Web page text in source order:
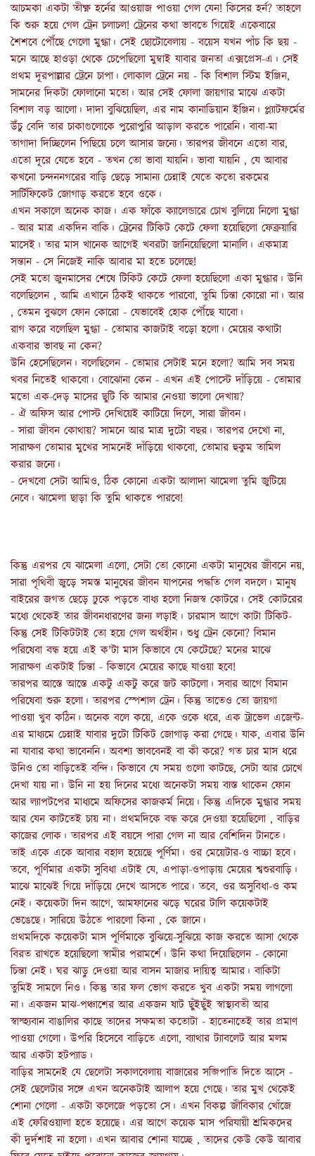
আচমকা একটা তীক্ষ্ণ হর্নের আওয়াজ পাওয়া গেল যেন! কিসের হর্ন? তাহলে
কি শুরু হয়ে গেল ট্রেন চলাচল! ট্রেনের কথা ভাবতে গিয়েই একেবারে
শৈশবে পৌঁছে গেলো মুগ্ধা। সেই ছোটোবেলায় - বয়েস যখন পাঁচ কি ছয় -
মনে আছে হাওড়া থেকে চেপেছিলো মুম্বাই যাবার জনতা এক্সপ্রেস-এ। সেই
প্রথম দূরপাল্লার ট্রেনে চাপা। লোকাল ট্রেনে নয় - কি বিশাল স্টিম ইঞ্জিন,
সামনের দিকটা ফোলানো মতো। আর সেই ফোলা জায়গার মাঝে একটা
বিশাল বড় আলো। দাদা বুঝিয়েছিল, এর নাম কানাডিয়ান ইঞ্জিন। প্ল্যাটফর্মের
উঁচু বেদি তার চাকাগুলোকে পুরোপুরি আড়াল করতে পারেনি। বাবা-মা
তাগাদা দিচ্ছিলেন পিছিয়ে চলে আসার জন্যে। তারপর জীবনে এতো বার,
এতো দূরে যেতে হবে - তখন তো ভাবা যায়নি। ভাবা যায়নি , যে আবার
কখনো চন্দননগরের বাড়ি ছেড়ে সামান্য চেন্নাই যেতে কতো রকমের
সার্টিফিকেট জোগাড় করতে হবে ওকে।
এখন সকালে অনেক কাজ। এক ফাঁকে ক্যালেন্ডারে চোখ বুলিয়ে নিলো মুগ্ধা
- আর মাত্র একদিন বাকি। ট্রেনের টিকিট কেটে ফেলা হয়েছিলো ফেব্রুয়ারি
মাসেই। তার মাস খানেক আগেই খবরটা জানিয়েছিলো মানালি। একমাত্র
সন্তান - সে নিজেই নাকি আবার মা হতে চলেছে!
সেই মতো জুনমাসের শেষে টিকিট কেটে ফেলা হয়েছিলো একা মুগ্ধার। উনি
বলেছিলেন , আমি এখানে ঠিকই থাকতে পারবো, তুমি চিন্তা কোরো না। আর
, তেমন বুঝলে ফোন কোরো - যেভাবেই হোক পৌঁছে যাবো।
রাগ করে বলেছিল মুগ্ধা - তোমার কাজটাই বড়ো হলো। মেয়ের কথাটা
একবার ভাবছ না কেন?
উনি হেসেছিলেন। বলেছিলেন - তোমার সেটাই মনে হলো? আমি সব সময়
খবর নিতেই থাকবো। বোঝোনা কেন - এখন এই পোস্টে দাঁড়িয়ে - তোমার
মতো এক-দেড় মাসের ছুটি কি আমার নেওয়া ভালো দেখায়?
- ঐ অফিস আর পোস্ট দেখিয়েই কাটিয়ে দিলে, সারা জীবন।
- সারা জীবন কোথায়? সামনে আর মাত্র দুটো বছর। তারপর দেখো না,
সারাক্ষণ তোমার মুখের সামনেই দাঁড়িয়ে থাকবো, তোমার হুকুম তামিল
করার জন্যে।
- দেখবো সেটা আমিও, ঠিক কোনো একটা আলাদা ঝামেলা তুমি জুটিয়ে
নেবে। ঝামেলা ছাড়া কি তুমি থাকতে পারবে!
কিন্তু এরপর যে ঝামেলা এলো, সেটা তো কোনো একটা মানুষের জীবনে নয়,
সারা পৃথিবী জুড়ে সমস্ত মানুষের জীবন যাপনের পদ্ধতি গেল বদলে। মানুষ
বাইরের জগত ছেড়ে ঢুকে পড়তে বাধ্য হলো নিজস্ব কোটরে। সেই কোটরের
মধ্যে থেকেই তার জীবনধারণের জন্য লড়াই। চারমাস আগে কাটা টিকিট-
কিন্তু সেই টিকিটটাই তো হয়ে গেল অর্থহীন। শুধু ট্রেন কেনো? বিমান
পরিষেবা বন্ধ হয়ে এই ক'টা মাস কিভাবে যে কেটেছে? মনের মাঝে
সারাক্ষণ একটাই চিন্তা - কিভাবে মেয়ের কাছে যাওয়া হবে!
তারপর আস্তে আস্তে একটু একটু করে জট কাটলো। সবার আগে বিমান
পরিষেবা শুরু হলো। তারপর স্পেশাল ট্রেন। কিন্তু তাতেও তো জায়গা
পাওয়া খুব কঠিন। অনেক বলে কয়ে, একে ওকে ধরে, এক ট্রাভেল এজেন্ট-
এর মাধ্যমে চেন্নাই যাবার দুটো টিকিট জোগাড় করা গেছে। যাক, এবার উনি
না যাবার কথা ভাবেননি। অবশ্য ভাববেনই বা কী করে? গত চার মাস ধরে
উনিও তো বাড়িতেই বন্দি। কিভাবে যে সময় গুলো কাটছে, সেটা আর চোখে
দেখা যায় না। উনি না হয় দিনের মধ্যে অনেকটা সময় ব্যস্ত থাকেন ফোন
আর ল্যাপটপের মাধ্যমে অফিসের কাজকর্ম নিয়ে। কিন্তু এদিকে মুগ্ধার সময়
আর যেন কাটতেই চায় না। প্রথমদিকে বন্ধ করে দেওয়া হয়েছিলো , বাড়ির
কাজের লোক। তারপর এই বয়সে পারা গেল না আর বেশিদিন টানতে।
তাই একে একে আবার বহাল হয়েছে পূর্ণিমা। ওর মেয়েটার-ও বাচ্চা হবে।
তবে, পূর্ণিমার একটা সুবিধা এটাই যে, এপাড়া-ওপাড়ায় মেয়ের শ্বশুরবাড়ি।
মাঝে মাঝেই গিয়ে দাঁড়িয়ে দেখে আসতে পারে। তবে, ওর অসুবিধা-ও কম
নেই। কয়েকটা দিন আগে, আমফানের ঝড়ে ঘরের টালি কয়েকটাই
ভেঙেছে। সারিয়ে উঠতে পারলো কিনা , কে জানে।
প্রথমদিকে কয়েকটা মাস পূর্ণিমাকে বুঝিয়ে-সুঝিয়ে কাজ করতে আসা থেকে
বিরত রাখতে হয়েছিলো স্বামীর পরামর্শে। উনি কথা দিয়েছিলেন - কোনো
চিন্তা নেই। ঘর ঝাড়ু দেওয়া আর বাসন মাজার দায়িত্ব আমার। বাকিটা
তুমিই সামলে নিও। কিন্তু তার ফল ভোগ করতে খুব একটা সময় লাগলো
না। একজন মাঝ-পঞ্চাশের আর একজন ষাট ছুঁইছুঁই স্বাস্থ্যবতী আর
স্বাস্হ্যবান বাঙালির কাছে তাদের সক্ষমতা কতোটা - হাতেনাতেই তার প্রমাণ
পাওয়া গেলো। উপরি হিসেবে বাড়িতে এলো, ব্যাথার ট্যাবলেট আর মলম
আর একটা হটপ্যাড।
বাড়ির সামনেই যে ছেলেটা সকালবেলায় বাজারের সব্জিপাতি দিতে আসে -
সেই ছেলেটার সঙ্গে এখন অনেকটাই আলাপ হয়ে গেছে। তার মুখ থেকেই
শোনা গেলো - একটা কলেজে পড়তো সে। এখন বিকল্প জীবিকার খোঁজে
এই ফেরিওয়ালা হতে হয়েছে। এর আগে কয়েক মাস পরিযায়ী শ্রমিকদের
কী দুর্দশাই না হলো। এখন আবার শোনা যাচ্ছে , তাদের কেউ কেউ আবার